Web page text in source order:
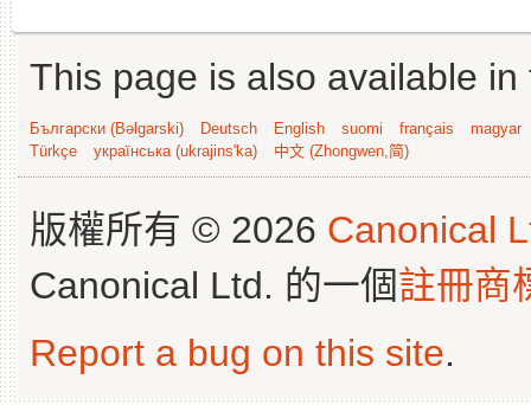
This page is also available
Български (Bəlgarski) Deutsch English suomi français
magyar
Türkçe
українська (ukrajins'ka) 中文 (Zhongwen,简)
版權所有 © 2026 Canonical
Canonical Ltd. 的一個註冊商
Report a bug on this site.